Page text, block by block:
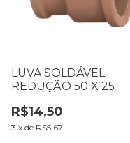
LUVA SOLDÁVEL
REDUÇÃO 50 X 25
R$14,50
3 x de R$5,67